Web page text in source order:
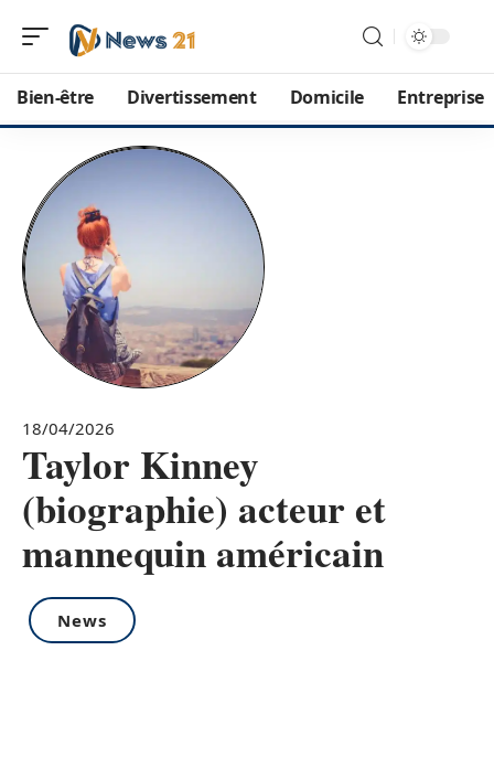
Bien-être Divertissement Domicile Entreprise
18/04/2026
Taylor Kinney
(biographie) acteur et
mannequin américain
News